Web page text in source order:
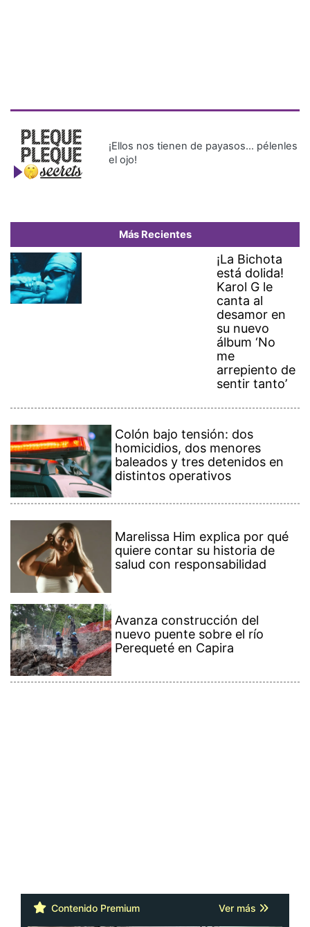
¡Ellos nos tienen de payasos… pélenles
el ojo!
Más Recientes
¡La Bichota
está dolida!
Karol G le
canta al
desamor en
su nuevo
álbum ‘No
me
arrepiento de
sentir tanto’
Colón bajo tensión: dos
homicidios, dos menores
baleados y tres detenidos en
distintos operativos
Marelissa Him explica por qué
quiere contar su historia de
salud con responsabilidad
Avanza construcción del
nuevo puente sobre el río
Perequeté en Capira
Contenido Premium Ver más